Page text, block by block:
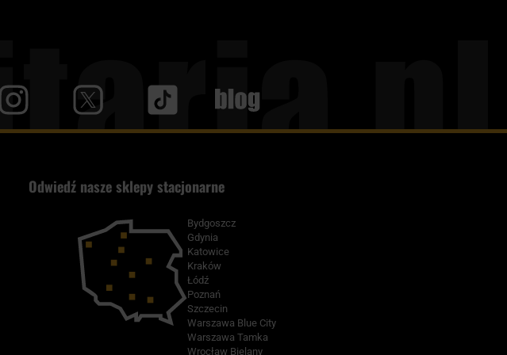
Blog
Odwiedź nasze sklepy stacjonarne
Bydgoszcz
Gdynia
Katowice
Kraków
Łódź
Poznań
Szczecin
Warszawa Blue City
Warszawa Tamka
Wrocław Bielany